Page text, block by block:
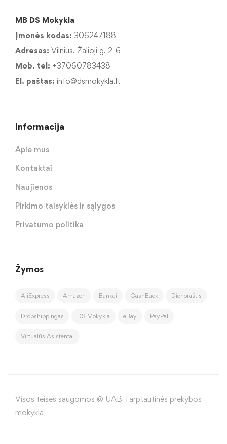
MB DS Mokykla
Įmonės kodas: 306247188
Adresas: Vilnius, Žalioji g. 2-6
Mob. tel: +37060783438
El. paštas: info@dsmokykla.lt
Informacija
Apie mus
Kontaktai
Naujienos
Pirkimo taisyklės ir sąlygos
Privatumo politika
Žymos
AliExpress Amazon Bankai CashBack Dienoraštis
Dropshippingas DS Mokykla eBay PayPal
Virtualūs Asistentai
Visos teisės saugomos @ UAB Tarptautinės prekybos
mokykla